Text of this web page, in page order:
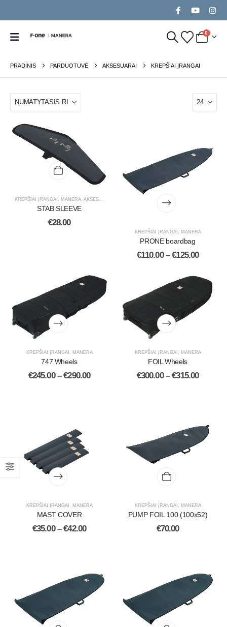
0
PRADINIS PARDUOTUVĖ AKSESUARAI KREPŠIAI ĮRANGAI
KREPŠIAI ĮRANGAI MANERA ,AKSESUARAI
STAB SLEEVE
€28.00
KREPŠIAI ĮRANGAI MANERA
PRONE boardbag
€110.00 – €125.00
KREPŠIAI ĮRANGAI MANERA
747 Wheels
€245.00 – €290.00
KREPŠIAI ĮRANGAI MANERA
FOIL Wheels
€300.00 – €315.00
KREPŠIAI ĮRANGAI MANERA
MAST COVER
€35.00 – €42.00
KREPŠIAI ĮRANGAI MANERA
PUMP FOIL 100 (100x52)
€70.00